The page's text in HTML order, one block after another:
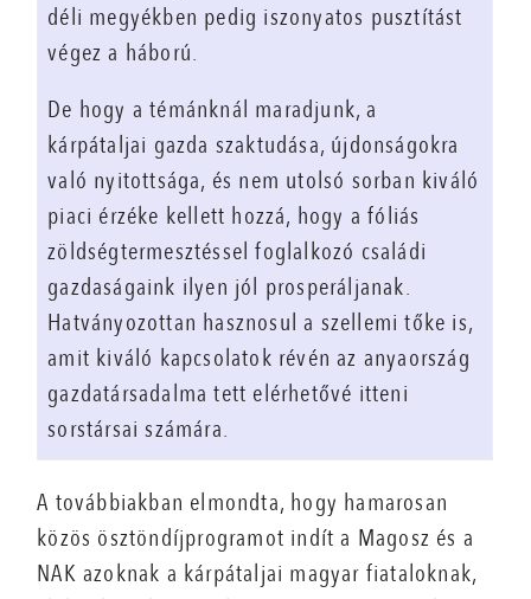
déli megyékben pedig iszonyatos pusztítást
végez a háború.
De hogy a témánknál maradjunk, a
kárpátaljai gazda szaktudása, újdonságokra
való nyitottsága, és nem utolsó sorban kiváló
piaci érzéke kellett hozzá, hogy a fóliás
zöldségtermesztéssel foglalkozó családi
gazdaságaink ilyen jól prosperáljanak.
Hatványozottan hasznosul a szellemi tőke is,
amit kiváló kapcsolatok révén az anyaország
gazdatársadalma tett elérhetővé itteni
sorstársai számára.
A továbbiakban elmondta, hogy hamarosan
közös ösztöndíjprogramot indít a Magosz és a
NAK azoknak a kárpátaljai magyar fiataloknak,